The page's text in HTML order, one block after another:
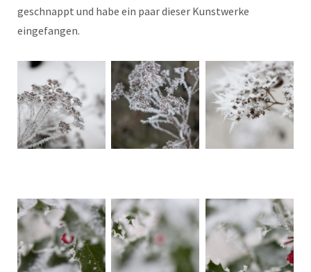
geschnappt und habe ein paar dieser Kunstwerke
eingefangen.